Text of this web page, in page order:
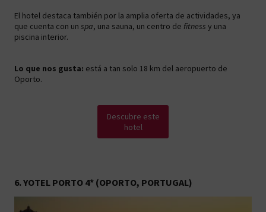
El hotel destaca también por la amplia oferta de actividades, ya
que cuenta con un spa, una sauna, un centro de fitness y una
piscina interior.
Lo que nos gusta: está a tan solo 18 km del aeropuerto de
Oporto.
Descubre este
hotel
6. YOTEL PORTO 4* (OPORTO, PORTUGAL)